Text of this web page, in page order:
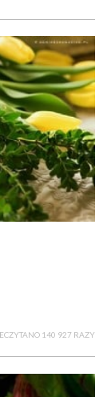
140 927 RAZY